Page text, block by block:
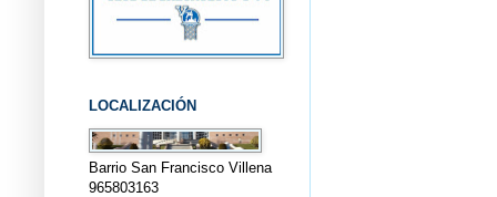
LOCALIZACIÓN
Barrio San Francisco Villena
965803163